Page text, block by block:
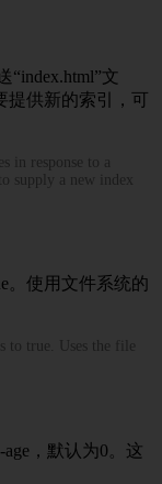
文
提供新的索引，可
in response to a
supply a new index
。使用文件系统的
to true. Uses the file
，默认为0。这